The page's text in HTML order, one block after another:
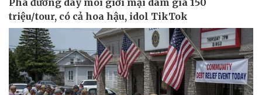
Pháp luật
Quân sự - Quốc phòng